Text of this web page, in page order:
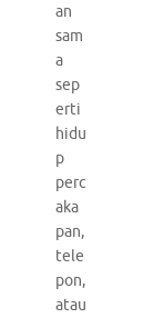
an
sam
a
sep
erti
hidu
p
perc
aka
pan,
tele
pon,
atau